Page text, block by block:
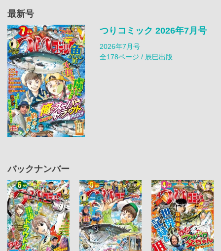
最新号
つりコミック 2026年7月号
2026年7月号
全178ページ / 辰巳出版
バックナンバー